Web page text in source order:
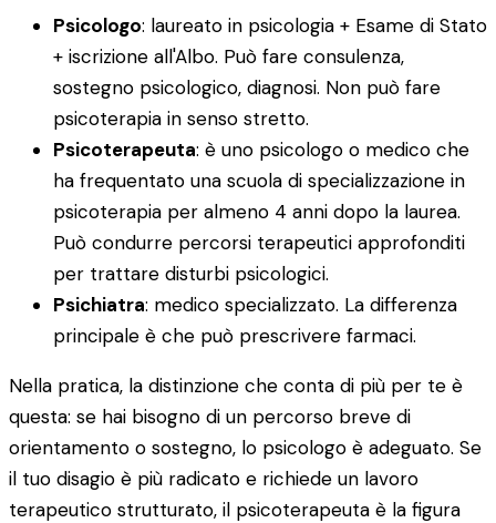
Psicologo: laureato in psicologia + Esame di Stato
+ iscrizione all'Albo. Può fare consulenza,
sostegno psicologico, diagnosi. Non può fare
psicoterapia in senso stretto.
Psicoterapeuta: è uno psicologo o medico che
ha frequentato una scuola di specializzazione in
psicoterapia per almeno 4 anni dopo la laurea.
Può condurre percorsi terapeutici approfonditi
per trattare disturbi psicologici.
Psichiatra: medico specializzato. La differenza
principale è che può prescrivere farmaci.
Nella pratica, la distinzione che conta di più per te è
questa: se hai bisogno di un percorso breve di
orientamento o sostegno, lo psicologo è adeguato. Se
il tuo disagio è più radicato e richiede un lavoro
terapeutico strutturato, il psicoterapeuta è la figura